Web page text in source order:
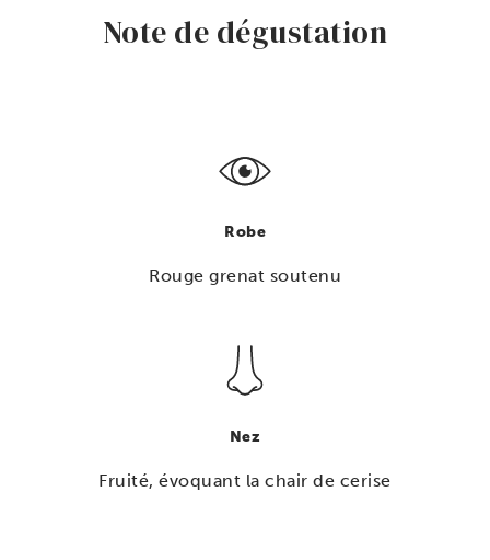
Note de dégustation
Robe
Rouge grenat soutenu
Nez
Fruité, évoquant la chair de cerise